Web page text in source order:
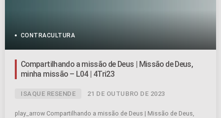
CONTRACULTURA
Compartilhando a missão de Deus | Missão de Deus,
minha missão – L04 | 4Tri23
ISAQUE RESENDE 21 DE OUTUBRO DE 2023
play_arrow Compartilhando a missão de Deus | Missão de Deus,